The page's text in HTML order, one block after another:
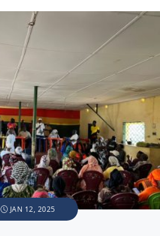
JAN 12, 2025